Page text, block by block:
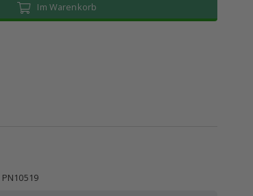
Im Warenkorb
PN10519